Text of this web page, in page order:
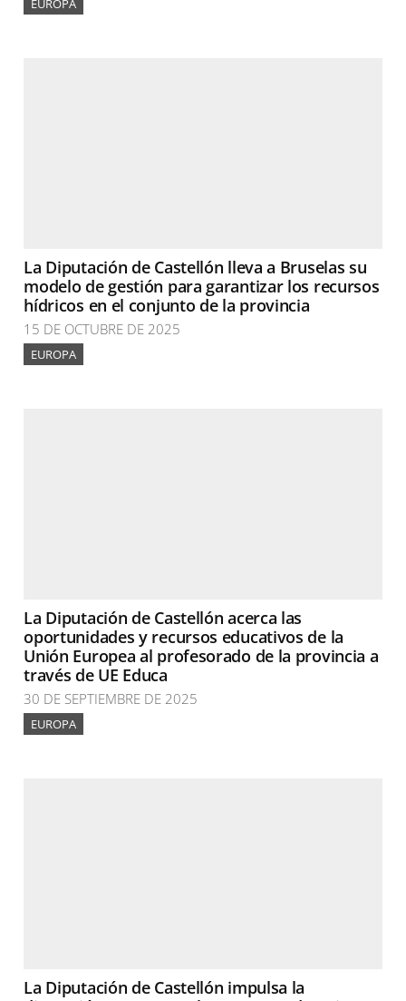
EUROPA
La Diputación de Castellón lleva a Bruselas su
modelo de gestión para garantizar los recursos
hídricos en el conjunto de la provincia
15 DE OCTUBRE DE 2025
EUROPA
La Diputación de Castellón acerca las
oportunidades y recursos educativos de la
Unión Europea al profesorado de la provincia a
través de UE Educa
30 DE SEPTIEMBRE DE 2025
EUROPA
La Diputación de Castellón impulsa la